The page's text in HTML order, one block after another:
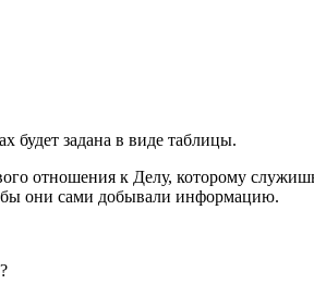
будет задана в виде таблицы.
отношения к Делу, которому
они сами добывали информацию.